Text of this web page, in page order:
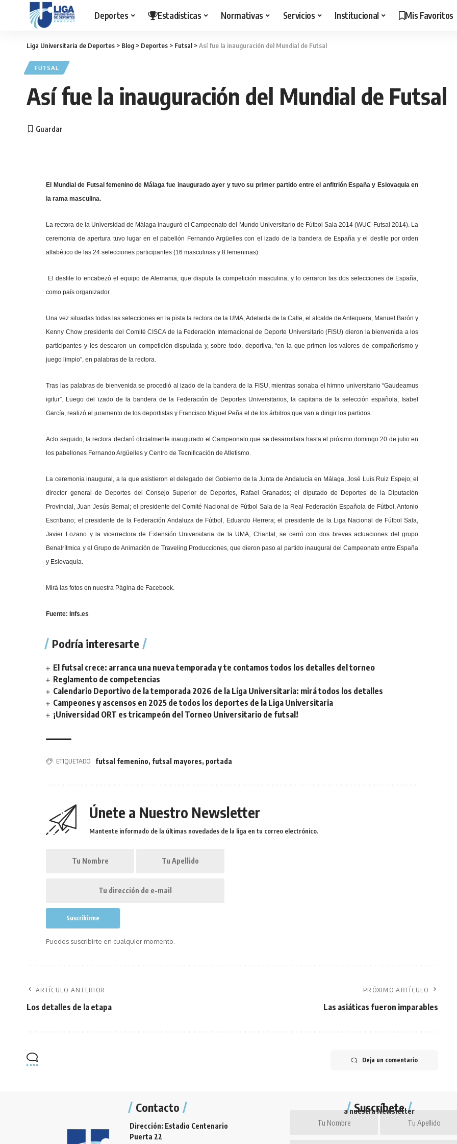
Deportes Estadísticas Normativas Servicios Institucional Mis Favoritos
Liga Universitaria de Deportes > Blog > Deportes > Futsal >Así fue la inauguración del Mundial de Futsal
FUTSAL
Así fue la inauguración del Mundial de Futsal
El Mundial de Futsal femenino de Málaga fue inaugurado ayer y tuvo su primer partido entre el anfitrión España y Eslovaquia en
la rama masculina.
La rectora de la Universidad de Málaga inauguró el Campeonato del Mundo Universitario de Fútbol Sala 2014 (WUC-Futsal 2014). La
ceremonia de apertura tuvo lugar en el pabellón Fernando Argüelles con el izado de la bandera de España y el desfile por orden
alfabético de las 24 selecciones participantes (16 masculinas y 8 femeninas).
El desfile lo encabezó el equipo de Alemania, que disputa la competición masculina, y lo cerraron las dos selecciones de España,
como país organizador.
Una vez situadas todas las selecciones en la pista la rectora de la UMA, Adelaida de la Calle, el alcalde de Antequera, Manuel Barón y
Kenny Chow presidente del Comité CISCA de la Federación Internacional de Deporte Universitario (FISU) dieron la bienvenida a los
participantes y les desearon un competición disputada y, sobre todo, deportiva, “en la que primen los valores de compañerismo y
juego limpio”, en palabras de la rectora.
Tras las palabras de bienvenida se procedió al izado de la bandera de la FISU, mientras sonaba el himno universitario “Gaudeamus
igitur”. Luego del izado de la bandera de la Federación de Deportes Universitarios, la capitana de la selección española, Isabel
García, realizó el juramento de los deportistas y Francisco Miguel Peña el de los árbitros que van a dirigir los partidos.
Acto seguido, la rectora declaró oficialmente inaugurado el Campeonato que se desarrollara hasta el próximo domingo 20 de julio en
los pabellones Fernando Argüelles y Centro de Tecnificación de Atletismo.
La ceremonia inaugural, a la que asistieron el delegado del Gobierno de la Junta de Andalucía en Málaga, José Luis Ruiz Espejo; el
director general de Deportes del Consejo Superior de Deportes, Rafael Granados; el diputado de Deportes de la Diputación
Provincial, Juan Jesús Bernal; el presidente del Comité Nacional de Fútbol Sala de la Real Federación Española de Fútbol, Antonio
Escribano; el presidente de la Federación Andaluza de Fútbol, Eduardo Herrera; el presidente de la Liga Nacional de Fútbol Sala,
Javier Lozano y la vicerrectora de Extensión Universitaria de la UMA, Chantal, se cerró con dos breves actuaciones del grupo
Benalrítmica y el Grupo de Animación de Traveling Producciones, que dieron paso al partido inaugural del Campeonato entre España
y Eslovaquia.
Mirá las fotos en nuestra Página de Facebook.
Fuente: Infs.es
Podría interesarte
El futsal crece: arranca una nueva temporada y te contamos todos los detalles del torneo
Reglamento de competencias
Calendario Deportivo de la temporada 2026 de la Liga Universitaria: mirá todos los detalles
Campeones y ascensos en 2025 de todos los deportes de la Liga Universitaria
¡Universidad ORT es tricampeón del Torneo Universitario de futsal!
ETIQUETADO futsal femenino, futsal mayores, portada
Únete a Nuestro Newsletter
Mantente informado de la últimas novedades de la liga en tu correo electrónico.
Puedes suscribirte en cualquier momento.
ARTÍCULO ANTERIOR
Los detalles de la etapa
PRÓXIMO ARTÍCULO
Las asiáticas fueron imparables
Deja un comentario
Contacto
Dirección: Estadio Centenario
Puerta 22
Suscríbete
a nuestra Newsletter